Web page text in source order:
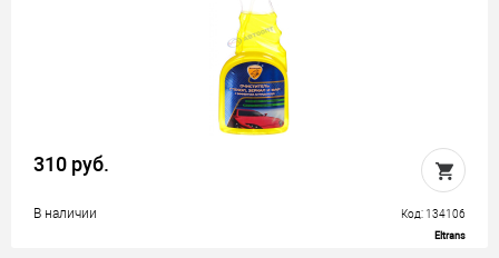
310 руб.
В наличии Код: 134106
Eltrans